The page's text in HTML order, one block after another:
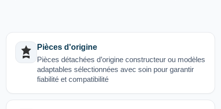
Pièces d'origine
Pièces détachées d’origine constructeur ou modèles
adaptables sélectionnées avec soin pour garantir
fiabilité et compatibilité